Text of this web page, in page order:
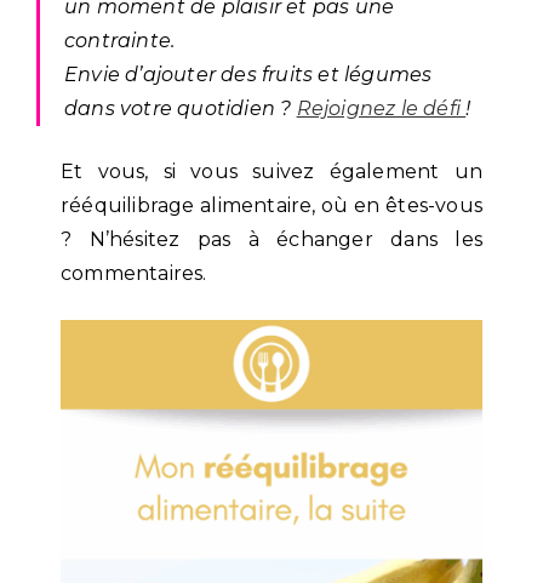
un moment de plaisir et pas une
contrainte.
Envie d’ajouter des fruits et légumes
dans votre quotidien ? Rejoignez le défi!
Et vous, si vous suivez également un
rééquilibrage alimentaire, où en êtes-vous
? N’hésitez pas à échanger dans les
commentaires.